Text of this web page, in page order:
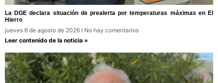
La DGE declara situación de prealerta por temperaturas máximas en El
Hierro
jueves 6 de agosto de 2026
No hay comentarios
Leer contenido de la noticia »